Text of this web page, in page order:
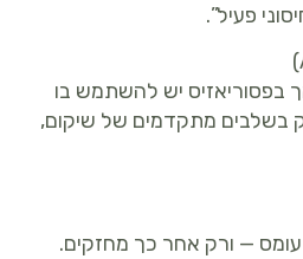
פעיל”.
בפסוריאזיס יש להשתמש בו
בשלבים מתקדמים של שיקום,
עומס — ורק אחר כך מחזקים.